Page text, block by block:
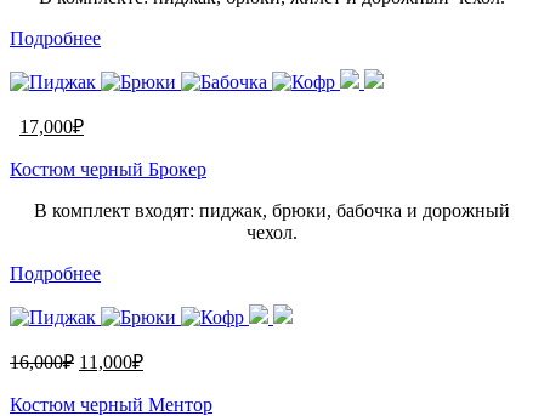
Подробнее
17,000₽
Костюм черный Брокер
В комплект входят: пиджак, брюки, бабочка и дорожный
чехол.
Подробнее
16,000₽ 11,000₽
Костюм черный Ментор